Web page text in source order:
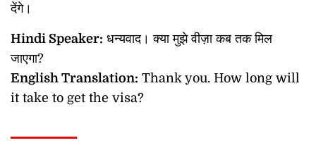
देंगे।
Hindi Speaker: धन्यवाद। क्या मुझे वीज़ा कब तक मिल
जाएगा?
English Translation: Thank you. How long will
it take to get the visa?